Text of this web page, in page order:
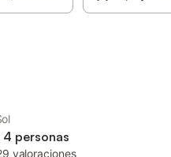
4 personas
valoraciones